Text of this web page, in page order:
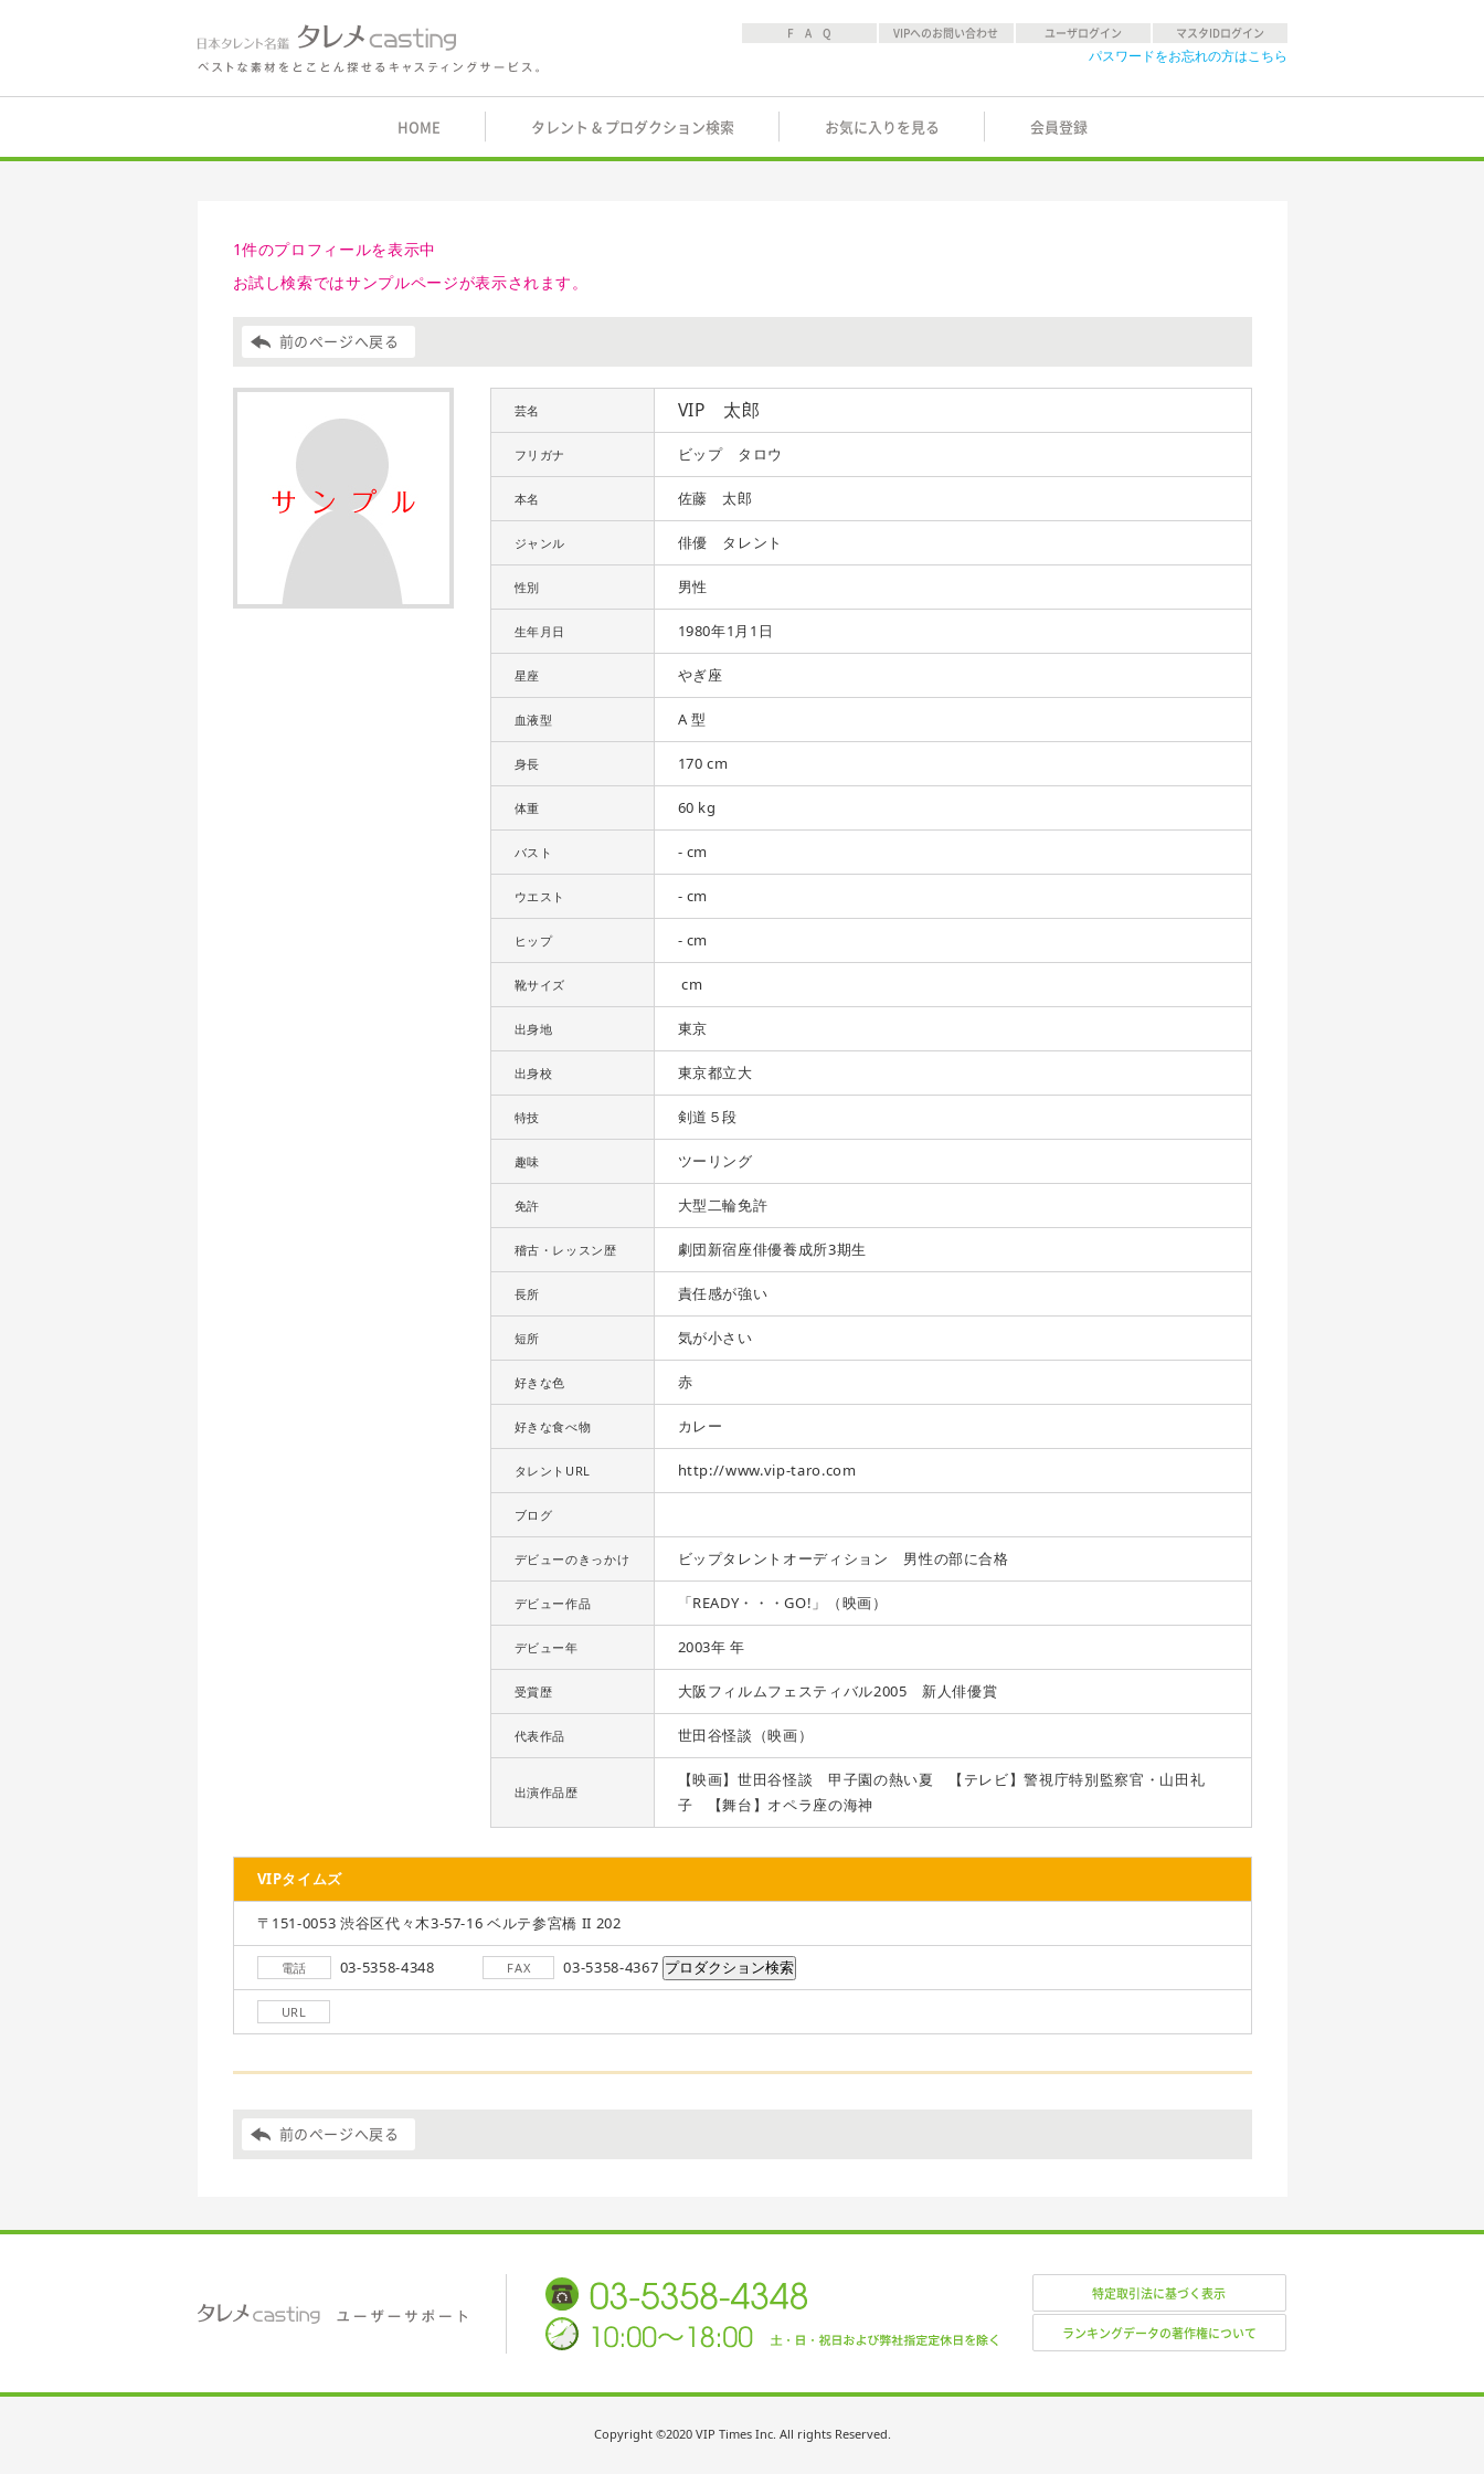
F A Q VIPへのお問い合わせ ユーザログイン マスタIDログイン
パスワードをお忘れの方はこちら
HOME タレント & プロダクション検索 お気に入りを見る 会員登録
1件のプロフィールを表示中
お試し検索ではサンプルページが表示されます。
前のページへ戻る
芸名 VIP 太郎
フリガナ ビップ タロウ
本名 佐藤 太郎
ジャンル 俳優 タレント
性別 男性
生年月日 1980年1月1日
星座 やぎ座
血液型 A 型
身長 170 cm
体重 60 kg
バスト - cm
ウエスト - cm
ヒップ - cm
靴サイズ cm
出身地 東京
出身校 東京都立大
特技 剣道５段
趣味 ツーリング
免許 大型二輪免許
稽古・レッスン歴 劇団新宿座俳優養成所3期生
長所 責任感が強い
短所 気が小さい
好きな色 赤
好きな食べ物 カレー
タレントURL http://www.vip-taro.com
ブログ
デビューのきっかけ ビップタレントオーディション 男性の部に合格
デビュー作品 「READY・・・GO!」（映画）
デビュー年 2003年 年
受賞歴 大阪フィルムフェスティバル2005 新人俳優賞
代表作品 世田谷怪談（映画）
出演作品歴
【映画】世田谷怪談 甲子園の熱い夏 【テレビ】警視庁特別監察官・山田礼
子 【舞台】オペラ座の海神
VIPタイムズ
〒151-0053 渋谷区代々木3-57-16 ベルテ参宮橋 II 202
電話 03-5358-4348 FAX 03-5358-4367
URL
前のページへ戻る
特定取引法に基づく表示
ランキングデータの著作権について
Copyright ©2020 VIP Times Inc. All rights Reserved.